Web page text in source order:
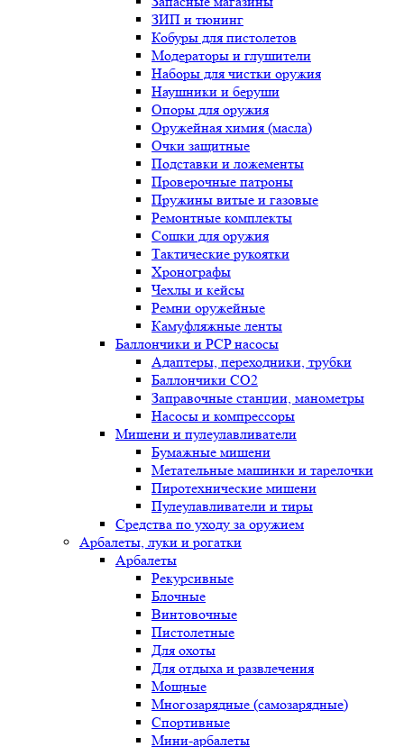
ЗИП и тюнинг
Кобуры для пистолетов
Модераторы и глушители
Наборы для чистки оружия
Наушники и беруши
Опоры для оружия
Оружейная химия (масла)
Очки защитные
Подставки и ложементы
Проверочные патроны
Пружины витые и газовые
Ремонтные комплекты
Сошки для оружия
Тактические рукоятки
Хронографы
Чехлы и кейсы
Ремни оружейные
Камуфляжные ленты
Баллончики и PCP насосы
Адаптеры, переходники, трубки
Баллончики CO2
Заправочные станции, манометры
Насосы и компрессоры
Мишени и пулеулавливатели
Бумажные мишени
Метательные машинки и тарелочки
Пиротехнические мишени
Пулеулавливатели и тиры
Средства по уходу за оружием
Арбалеты, луки и рогатки
Арбалеты
Рекурсивные
Блочные
Винтовочные
Пистолетные
Для охоты
Для отдыха и развлечения
Мощные
Многозарядные (самозарядные)
Спортивные
Мини-арбалеты